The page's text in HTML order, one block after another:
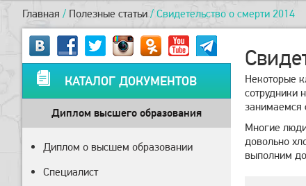
Главная / Полезные статьи / Свидетельство о смерти 2014
Некоторые
сотрудники
занимаемся
Многие
довольно
выполним
КАТАЛОГ ДОКУМЕНТОВ
Диплом высшего образования
Диплом о высшем образовании
Специалист